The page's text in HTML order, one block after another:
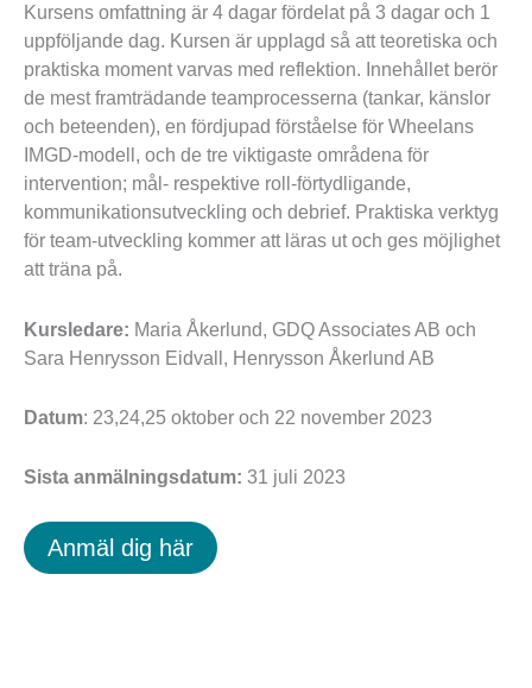
Kursens omfattning är 4 dagar fördelat på 3 dagar och 1
uppföljande dag. Kursen är upplagd så att teoretiska och
praktiska moment varvas med reflektion. Innehållet berör
de mest framträdande teamprocesserna (tankar, känslor
och beteenden), en fördjupad förståelse för Wheelans
IMGD-modell, och de tre viktigaste områdena för
intervention; mål- respektive roll-förtydligande,
kommunikationsutveckling och debrief. Praktiska verktyg
för team-utveckling kommer att läras ut och ges möjlighet
att träna på.
Kursledare: Maria Åkerlund, GDQ Associates AB och
Sara Henrysson Eidvall, Henrysson Åkerlund AB
Datum: 23,24,25 oktober och 22 november 2023
Sista anmälningsdatum: 31 juli 2023
Anmäl dig här